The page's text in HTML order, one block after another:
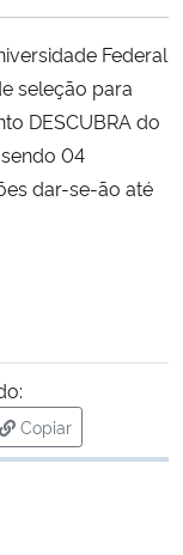
Federal
seleção para
DESCUBRA do
04
dar-se-ão até
Copiar
para área de